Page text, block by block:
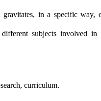
gravitates, in a specific
subjects involved
curriculum.